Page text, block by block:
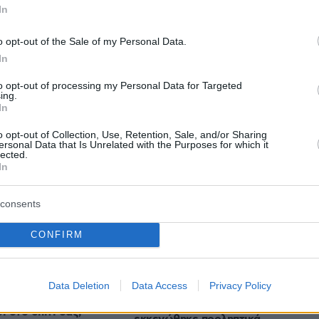
opt-out of the Sale of my Personal Data.
opt-out of processing my Personal Data for Targeted
opt-out of Collection, Use, Retention, Sale, and/or Sharing
Data that Is Unrelated with the Purposes for which it
CONFIRM
Data Deletion Data Access Privacy Policy
protothema.gr στο Google News
Ειδήσειςαπό την Ελλάδα και τον Κόσμο, τη
στο
ζημιές
Οδησσό μία ημέρα
πρωταθλήματος,
στο σπίτι σας;
Σιροπιαστά γλυκά: Πού βρίσκουμε
το σπίτι
Υπό έλεγχο η πυρκαγιά σε ισόγειο